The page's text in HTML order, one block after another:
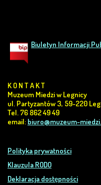
Biuletyn Informacji
K O N T A K T
Muzeum Miedzi w Legnicy
ul. Partyzantów 3, 59-220
Tel. 76 862 49 49
email: biuro@muzeum-
Polityka prywatności
Klauzula RODO
Deklaracja dostępności